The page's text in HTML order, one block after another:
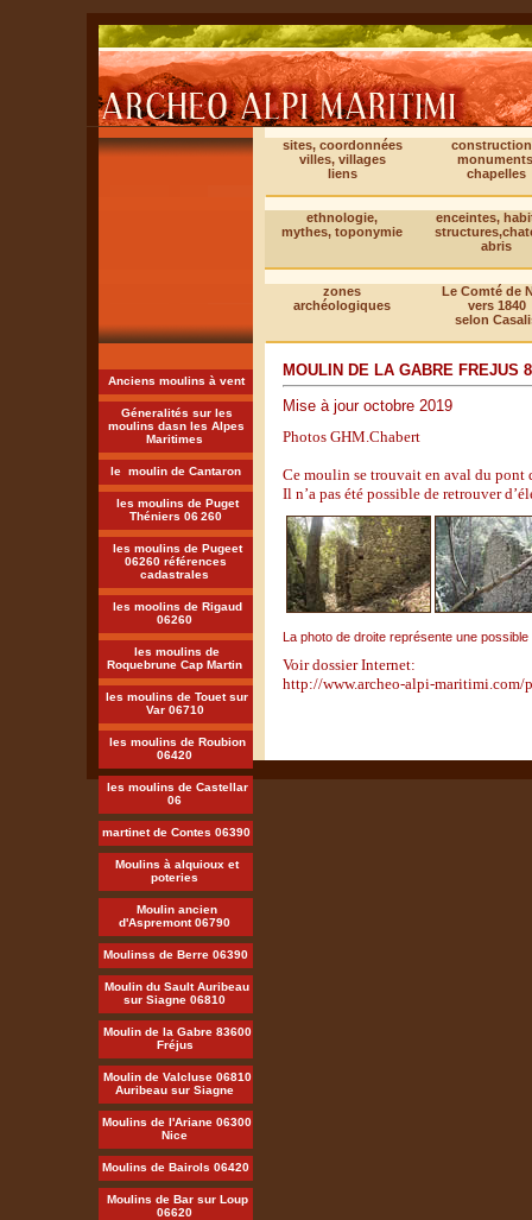
sites, coordonnées
villes, villages
liens
chapelles
ethnologie,
mythes, toponymie
enceintes,
abris
zones
archéologiques
Le Comté de
vers 1840
selon
Anciens moulins à vent
Géneralités sur les
moulins dasn les Alpes
Maritimes
le moulin de Cantaron
les moulins de Puget
Théniers 06260
les moulins de Pugeet
06260 références
cadastrales
les moolins de Rigaud
06260
les moulins de
Roquebrune Cap Martin
les moulins de Touet sur
Var 06710
les moulins de Roubion
06420
les moulins de Castellar
06
martinet de Contes 06390
Moulins à alquioux et
poteries
Moulin ancien
d'Aspremont 06790
Moulinss de Berre 06390
Moulin du Sault Auribeau
sur Siagne 06810
Moulin de la Gabre 83600
Fréjus
Moulin de Valcluse 06810
Auribeau sur Siagne
Moulins de l'Ariane 06300
Nice
Moulins de Bairols 06420
Moulins de Bar sur Loup
06620
MOULIN DE LA GABRE FREJUS
Mise à jour octobre 2019
Photos GHM.Chabert
Ce moulin se trouvait en aval du pont
Il n’a pas été possible de retrouver
La photo de droite représente une possible
Voir dossier Internet:
http://www.archeo-alpi-maritimi.com/